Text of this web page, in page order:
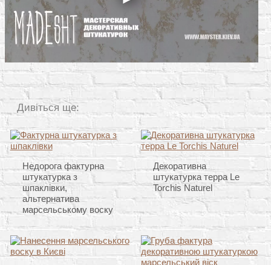
Дивіться ще:
Недорога фактурна
штукатурка з
шпаклівки,
альтернатива
марсельському воску
Декоративна
штукатурка терра Le
Torchis Naturel